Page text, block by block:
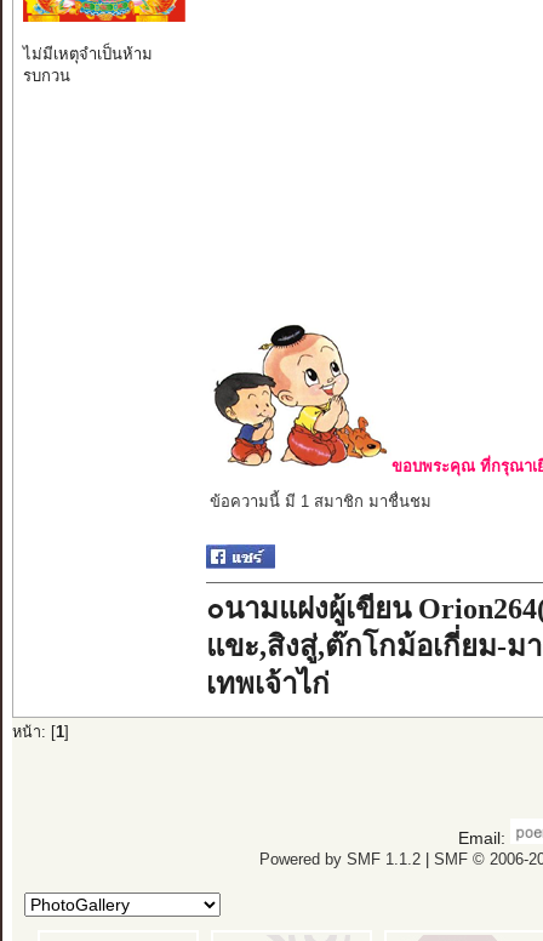
ไม่มีเหตุจำเป็นห้าม
รบกวน
ขอบพระคุณ ที่กรุณาเ
ข้อความนี้ มี 1 สมาชิก มาชื่นชม
๐นามแฝงผู้เขียน
แขะ,สิงสู่,ต๊กโกม้อเกี่ยม-ม
เทพเจ้าไก่
หน้า: [ 1]
Email:
Powered by SMF 1.1.2| SMF © 2006-